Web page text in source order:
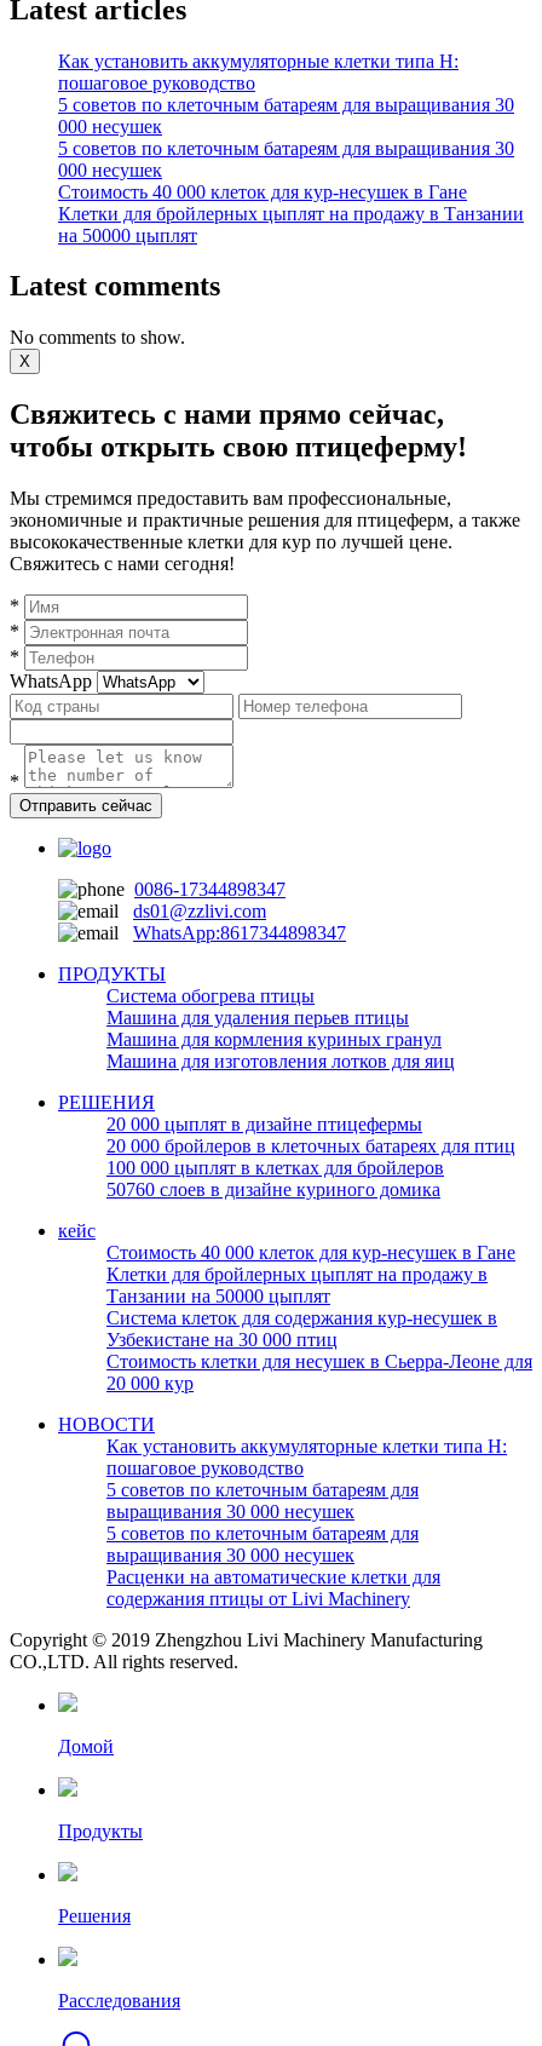
Latest articles
Как установить аккумуляторные клетки типа H:
пошаговое руководство
5 советов по клеточным батареям для выращивания 30
000 несушек
5 советов по клеточным батареям для выращивания 30
000 несушек
Стоимость 40 000 клеток для кур-несушек в Гане
Клетки для бройлерных цыплят на продажу в Танзании
на 50000 цыплят
Latest comments
No comments to show.
X
Свяжитесь с нами прямо сейчас,
чтобы открыть свою птицеферму!
Мы стремимся предоставить вам профессиональные,
экономичные и практичные решения для птицеферм, а также
высококачественные клетки для кур по лучшей цене.
Свяжитесь с нами сегодня!
*
*
*
WhatsApp
*
Отправить сейчас
0086-17344898347
ds01@zzlivi.com
WhatsApp:8617344898347
ПРОДУКТЫ
Система обогрева птицы
Машина для удаления перьев птицы
Машина для кормления куриных гранул
Машина для изготовления лотков для яиц
РЕШЕНИЯ
20 000 цыплят в дизайне птицефермы
20 000 бройлеров в клеточных батареях для птиц
100 000 цыплят в клетках для бройлеров
50760 слоев в дизайне куриного домика
кейс
Стоимость 40 000 клеток для кур-несушек в Гане
Клетки для бройлерных цыплят на продажу в
Танзании на 50000 цыплят
Система клеток для содержания кур-несушек в
Узбекистане на 30 000 птиц
Стоимость клетки для несушек в Сьерра-Леоне для
20 000 кур
НОВОСТИ
Как установить аккумуляторные клетки типа H:
пошаговое руководство
5 советов по клеточным батареям для
выращивания 30 000 несушек
5 советов по клеточным батареям для
выращивания 30 000 несушек
Расценки на автоматические клетки для
содержания птицы от Livi Machinery
Copyright © 2019 Zhengzhou Livi Machinery Manufacturing
CO.,LTD. All rights reserved.
Домой
Продукты
Решения
Расследования